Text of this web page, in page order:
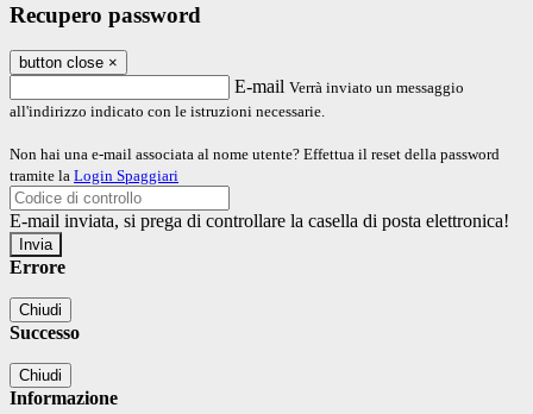
Recupero password
button close ×
E-mail Verrà inviato un messaggio
all'indirizzo indicato con le istruzioni necessarie.
Non hai una e-mail associata al nome utente? Effettua il reset della password
tramite la Login Spaggiari
E-mail inviata, si prega di controllare la casella di posta elettronica!
Errore
Chiudi
Successo
Chiudi
Informazione